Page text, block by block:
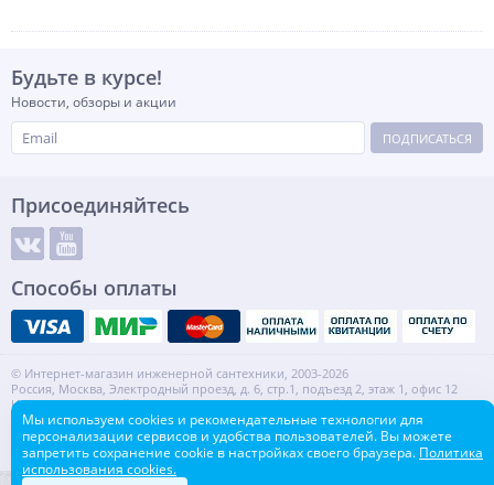
Будьте в курсе!
Новости, обзоры и акции
ПОДПИСАТЬСЯ
Присоединяйтесь
Способы оплаты
© Интернет-магазин инженерной сантехники, 2003-2026
Россия, Москва, Электродный проезд, д. 6, стр.1, подъезд 2, этаж 1, офис 12
Информация на сайте не является публичной офертой.
ИНН: 7720553918 КПП: 772001001
Контакты Карта сайта
Мы используем cookies и рекомендательные технологии для
персонализации сервисов и удобства пользователей. Вы можете
запретить сохранение cookie в настройках своего браузера. Политика
использования cookies.